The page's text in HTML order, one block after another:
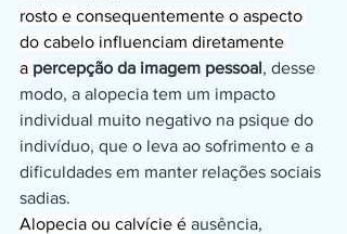
rosto e consequentemente o aspecto
do cabelo influenciam diretamente
a percepção da imagem pessoal, desse
modo, a alopecia tem um impacto
individual muito negativo na psique do
indivíduo, que o leva ao sofrimento e a
dificuldades em manter relações sociais
sadias.
Alopecia ou calvície é ausência,